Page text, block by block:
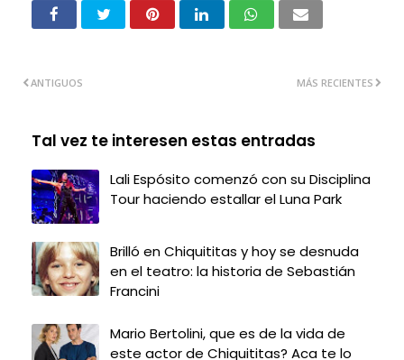
MÁS RECIENTES
ANTIGUOS
Tal vez te interesen estas entradas
Lali Espósito comenzó con su Disciplina
Tour haciendo estallar el Luna Park
Brilló en Chiquititas y hoy se desnuda
en el teatro: la historia de Sebastián
Francini
Mario Bertolini, que es de la vida de
este actor de Chiquititas? Aca te lo